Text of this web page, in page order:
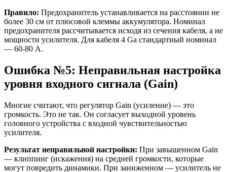
Правило: Предохранитель устанавливается на расстоянии не
более 30 см от плюсовой клеммы аккумулятора. Номинал
предохранителя рассчитывается исходя из сечения кабеля, а не
мощности усилителя. Для кабеля 4 Ga стандартный номинал
— 60-80 А.
Ошибка №5: Неправильная настройка
уровня входного сигнала (Gain)
Многие считают, что регулятор Gain (усиление) — это
громкость. Это не так. Он согласует выходной уровень
головного устройства с входной чувствительностью
усилителя.
Результат неправильной настройки: При завышенном Gain
— клиппинг (искажения) на средней громкости, которые
могут повредить динамики. При заниженном — усилитель не